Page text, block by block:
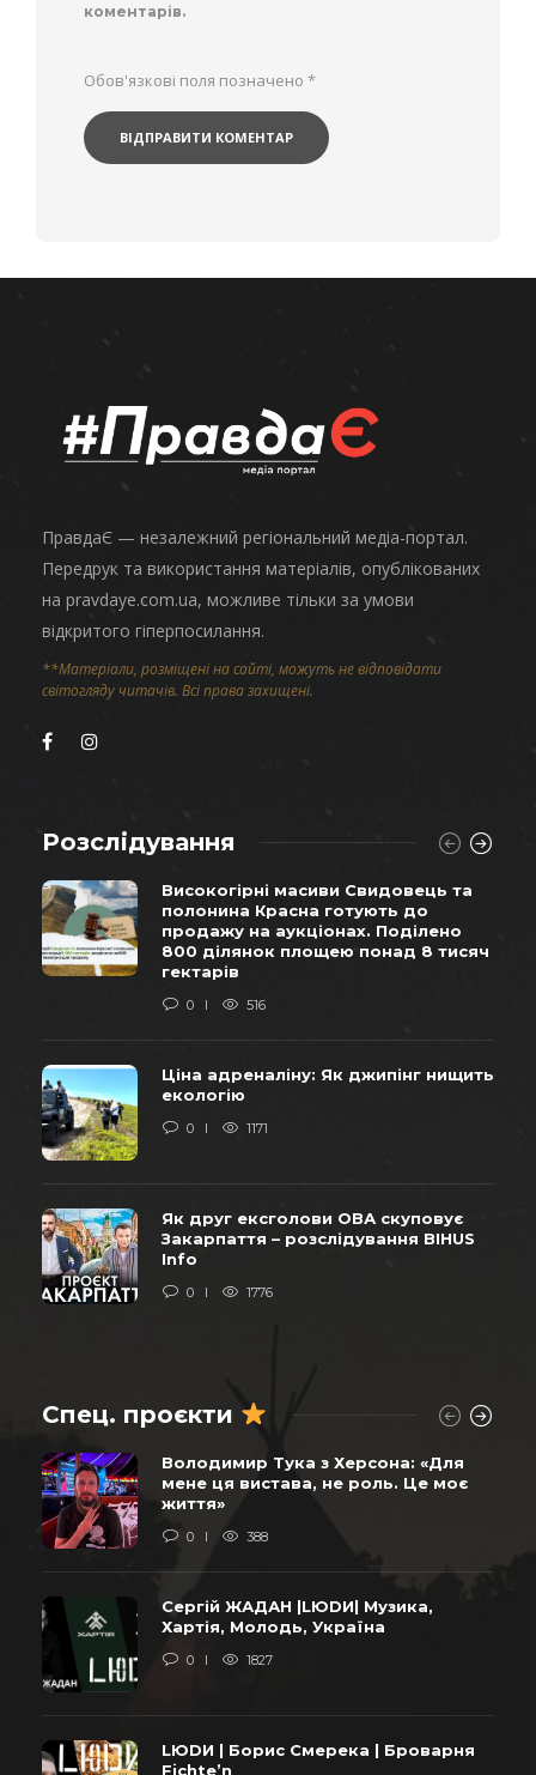
коментарів.
Обов'язкові поля позначено *
ПравдаЄ — незалежний регіональний медіа-портал.
Передрук та використання матеріалів, опублікованих
на pravdaye.com.ua, можливе тільки за умови
відкритого гіперпосилання.
**Матеріали, розміщені на сайті, можуть не відповідати
світогляду читачів. Всі права захищені.
Розслідування
Високогірні масиви Свидовець та
полонина Красна готують до
продажу на аукціонах. Поділено
800 ділянок площею понад 8 тисяч
гектарів
0 516
Ціна адреналіну: Як джипінг нищить
екологію
0 1171
Як друг ексголови ОВА скуповує
Закарпаття – розслідування BIHUS
Info
0 1776
Спец. проєкти
Володимир Тука з Херсона: «Для
мене ця вистава, не роль. Це моє
життя»
0 388
Сергій ЖАДАН |LЮDИ| Музика,
Хартія, Молодь, Україна
0 1827
LЮDИ | Борис Смерека | Броварня
Fichte’n